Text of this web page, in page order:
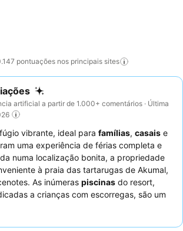
pontuações nos principais sites
artificial a partir de 1.000+ comentários · Última
vibrante, ideal para famílias, casais e
uma experiência de férias completa e
numa localização bonita, a propriedade
à praia das tartarugas de Akumal,
As inúmeras piscinas do resort,
a crianças com escorregas, são um
o excecional